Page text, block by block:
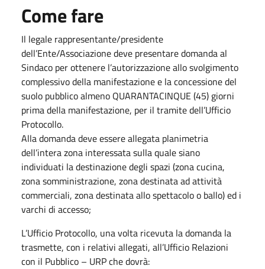
Come fare
Il legale rappresentante/presidente
dell’Ente/Associazione deve presentare domanda al
Sindaco per ottenere l’autorizzazione allo svolgimento
complessivo della manifestazione e la concessione del
suolo pubblico almeno QUARANTACINQUE (45) giorni
prima della manifestazione, per il tramite dell’Ufficio
Protocollo.
Alla domanda deve essere allegata planimetria
dell’intera zona interessata sulla quale siano
individuati la destinazione degli spazi (zona cucina,
zona somministrazione, zona destinata ad attività
commerciali, zona destinata allo spettacolo o ballo) ed i
varchi di accesso;
L’Ufficio Protocollo, una volta ricevuta la domanda la
trasmette, con i relativi allegati, all’Ufficio Relazioni
con il Pubblico – URP che dovrà: